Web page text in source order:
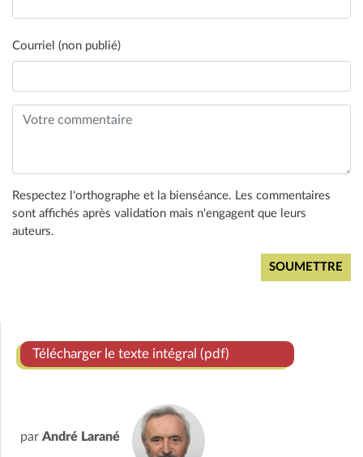
Courriel (non publié)
Respectez l'orthographe et la bienséance. Les commentaires
sont affichés après validation mais n'engagent que leurs
auteurs.
Télécharger le texte intégral (pdf)
par André Larané